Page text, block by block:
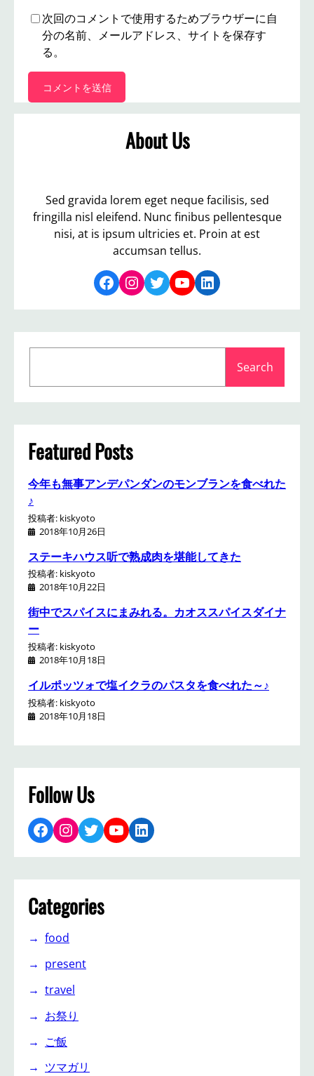
次回のコメントで使用するためブラウザーに自
分の名前、メールアドレス、サイトを保存す
る。
About Us
Sed gravida lorem eget neque facilisis, sed
fringilla nisl eleifend. Nunc finibus pellentesque
nisi, at is ipsum ultricies et. Proin at est
accumsan tellus.
Facebook Instagram Twitter YouTube LinkedIn
a
r
c
h
Search
Featured Posts
今年も無事アンデパンダンのモンブランを食べれた
♪
投稿者: kiskyoto
2018年10月26日
ステーキハウス听で熟成肉を堪能してきた
投稿者: kiskyoto
2018年10月22日
街中でスパイスにまみれる。カオススパイスダイナ
ー
投稿者: kiskyoto
2018年10月18日
イルポッツォで塩イクラのパスタを食べれた～♪
投稿者: kiskyoto
2018年10月18日
Follow Us
Facebook Instagram Twitter YouTube LinkedIn
Categories
food
present
travel
お祭り
ご飯
ツマガリ